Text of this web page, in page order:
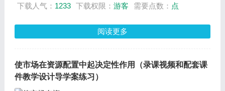
就有社会主义市场经济体制的功劳。今天，我
以“探究社会主义市场经济成就中国奇迹的原
因”为中心议题，展开一场探索之旅。
环节开展探究活动做好铺垫
下载人气： 1233 下载权限： 游客 需要点数： 点
阅读更多
使市场在资源配置中起决定性作用（录课视频和配套课
件教学设计导学案练习）